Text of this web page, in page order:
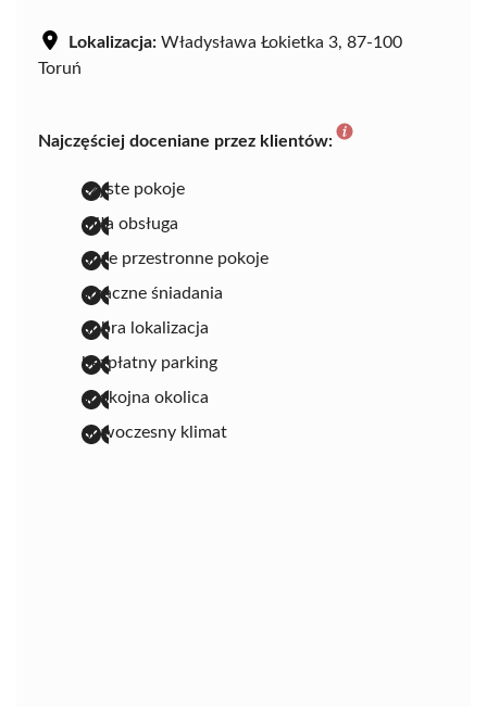
Lokalizacja: Władysława Łokietka 3, 87-100
Toruń
Najczęściej doceniane przez klientów:
czyste pokoje
miła obsługa
duże przestronne pokoje
smaczne śniadania
dobra lokalizacja
bezpłatny parking
spokojna okolica
nowoczesny klimat